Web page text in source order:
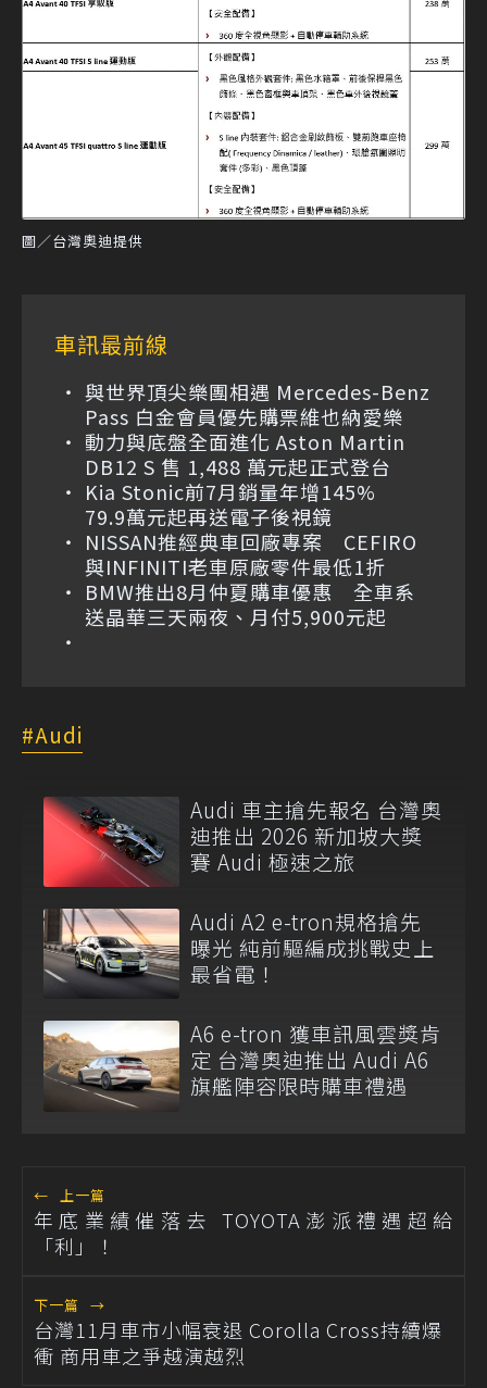
圖／台灣奧迪提供
車訊最前線
與世界頂尖樂團相遇 Mercedes-Benz
Pass 白金會員優先購票維也納愛樂
動力與底盤全面進化 Aston Martin
DB12 S 售 1,488 萬元起正式登台
Kia Stonic前7月銷量年增145%
79.9萬元起再送電子後視鏡
NISSAN推經典車回廠專案 CEFIRO
與INFINITI老車原廠零件最低1折
BMW推出8月仲夏購車優惠 全車系
送晶華三天兩夜、月付5,900元起
Audi
Audi 車主搶先報名 台灣奧
迪推出 2026 新加坡大獎
賽 Audi 極速之旅
Audi A2 e-tron規格搶先
曝光 純前驅編成挑戰史上
最省電！
A6 e-tron 獲車訊風雲獎肯
定 台灣奧迪推出 Audi A6
旗艦陣容限時購車禮遇
← 上一篇
年底業績催落去 TOYOTA澎派禮遇超給
「利」！
下一篇 →
台灣11月車市小幅衰退 Corolla Cross持續爆
衝 商用車之爭越演越烈